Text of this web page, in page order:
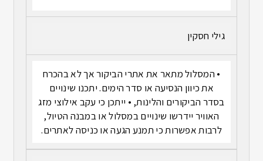
גילי חסקין
• המסלול מתאר את אתרי הביקור אך לא בהכרח
את כיוון הנסיעה או סדר הימים. יתכנו שינויים
בסדר הביקורים והלינות, • ייתכן כי עקב אילוצי מזג
האוויר יידרשו שינויים במסלול או במבנה הטיול,
לרבות אפשרות כי תמנע הגעה או כניסה לאתרים.